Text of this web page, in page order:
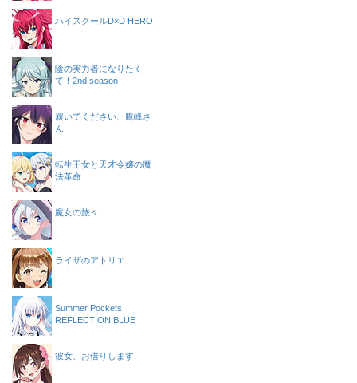
ハイスクールD×D HERO
陰の実力者になりたく
て！2nd season
履いてください、鷹峰さ
ん
転生王女と天才令嬢の魔
法革命
魔女の旅々
ライザのアトリエ
Summer Pockets
REFLECTION BLUE
彼女、お借りします